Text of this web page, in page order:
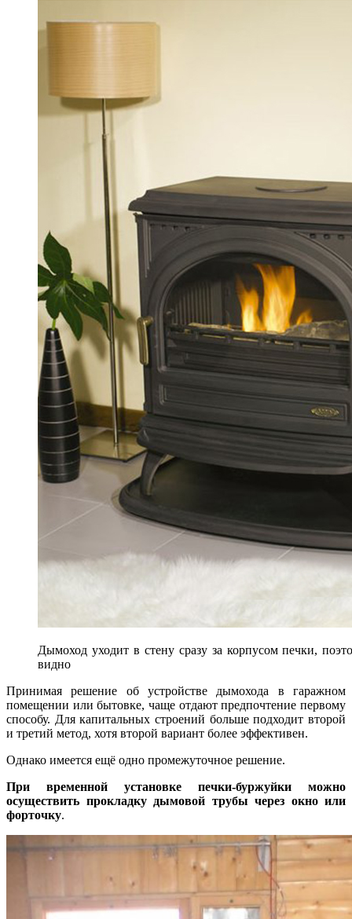
Дымоход уходит в стену сразу за корпусом печки,
видно
Принимая решение об устройстве дымохода в гаражном
помещении или бытовке, чаще отдают предпочтение первому
способу. Для капитальных строений больше подходит второй
и третий метод, хотя второй вариант более эффективен.
Однако имеется ещё одно промежуточное решение.
При временной установке печки-буржуйки можно
осуществить прокладку дымовой трубы через окно или
форточку.